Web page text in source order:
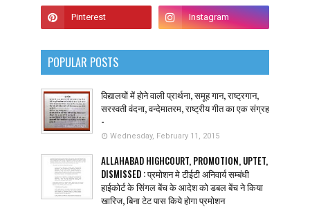
POPULAR POSTS
विद्यालयों में होने वाली प्रार्थना, समूह गान, राष्ट्रगान,
सरस्वती वंदना, वन्देमातरम, राष्ट्रीय गीत का एक संग्रह
-
Wednesday, February 11, 2015
ALLAHABAD HIGHCOURT, PROMOTION, UPTET,
DISMISSED : प्रमोशन मे टीईटी अनिवार्य सम्बंधी
हाईकोर्ट के सिंगल बेंच के आदेश को डबल बेंच ने किया
खारिज, बिना टेट पास किये होगा प्रमोशन